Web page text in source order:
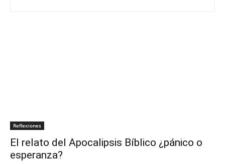
Reflexiones
El relato del Apocalipsis Bíblico ¿pánico o
esperanza?